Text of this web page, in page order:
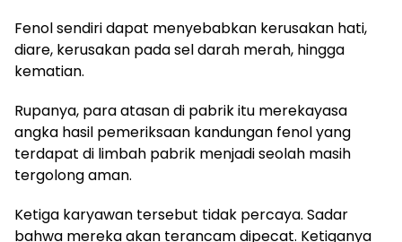
Fenol sendiri dapat menyebabkan kerusakan hati,
diare, kerusakan pada sel darah merah, hingga
kematian.
Rupanya, para atasan di pabrik itu merekayasa
angka hasil pemeriksaan kandungan fenol yang
terdapat di limbah pabrik menjadi seolah masih
tergolong aman.
Ketiga karyawan tersebut tidak percaya. Sadar
bahwa mereka akan terancam dipecat. Ketiganya